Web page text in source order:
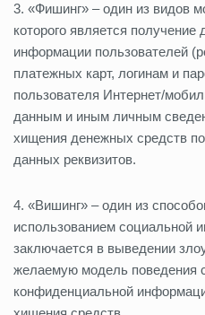
3. «Фишинг» – один из видов
которого является
информации пользователей
платежных карт, логинам и
пользователя Интернет/
данным и иным личным
хищения денежных средств
данных реквизитов.
4. «Вишинг» – один из
использованием социальной
заключается в выведении
желаемую модель поведения
конфиденциальной